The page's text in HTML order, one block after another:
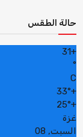
حالة الطقس
+
31
°
C
+
33°
+
25°
غزة
السبت, 08